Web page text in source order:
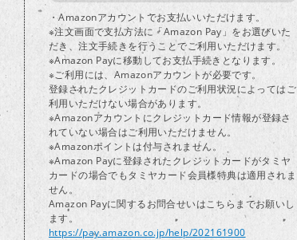
・Amazonアカウントでお支払いいただけます。
※注文画面で支払方法に「Amazon Pay」をお選びいた
だき、注文手続きを行うことでご利用いただけます。
※Amazon Payに移動してお支払手続きとなります。
※ご利用には、Amazonアカウントが必要です。
登録されたクレジットカードのご利用状況によってはご
利用いただけない場合があります。
※Amazonアカウントにクレジットカード情報が登録さ
れていない場合はご利用いただけません。
※Amazonポイントは付与されません。
※Amazon Payに登録されたクレジットカードがタミヤ
カードの場合でもタミヤカード会員様特典は適用されま
せん。
Amazon Payに関するお問合せいはこちらまでお願いし
ます。
https://pay.amazon.co.jp/help/202161900